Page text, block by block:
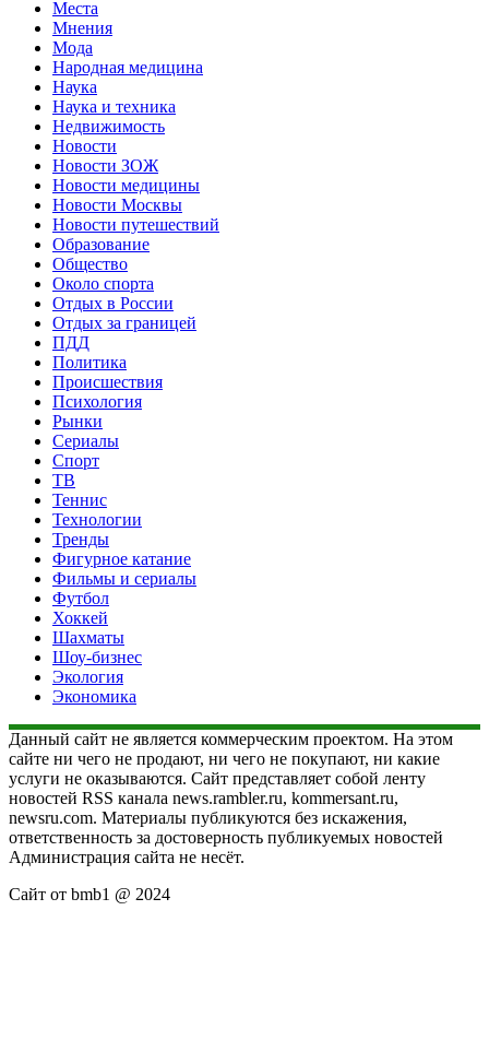
Места
Мнения
Мода
Народная медицина
Наука
Наука и техника
Недвижимость
Новости
Новости ЗОЖ
Новости медицины
Новости Москвы
Новости путешествий
Образование
Общество
Около спорта
Отдых в России
Отдых за границей
ПДД
Политика
Происшествия
Психология
Рынки
Сериалы
Спорт
ТВ
Теннис
Технологии
Тренды
Фигурное катание
Фильмы и сериалы
Футбол
Хоккей
Шахматы
Шоу-бизнес
Экология
Экономика
Данный сайт не является коммерческим проектом. На этом
сайте ни чего не продают, ни чего не покупают, ни какие
услуги не оказываются. Сайт представляет собой ленту
новостей RSS канала news.rambler.ru, kommersant.ru,
newsru.com. Материалы публикуются без искажения,
ответственность за достоверность публикуемых новостей
Администрация сайта не несёт.
Сайт от bmb1 @ 2024